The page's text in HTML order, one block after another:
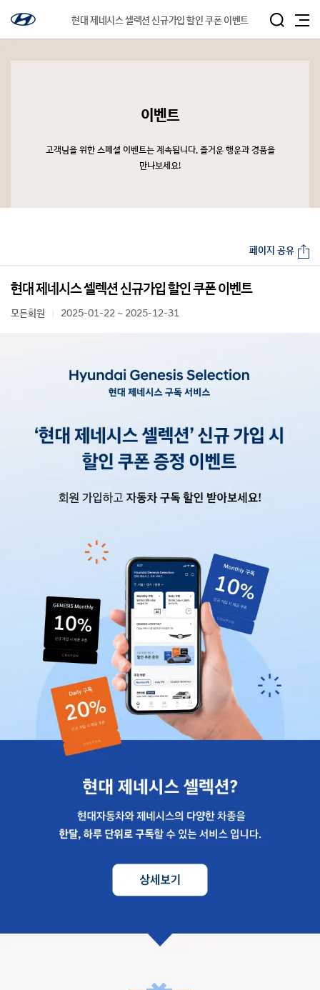
현대 제네시스 셀렉션 신규가입 할인 쿠폰 이벤트
이벤트
고객님을 위한 스페셜 이벤트는 계속됩니다. 즐거운 행운과 경품을
만나보세요!
현대 제네시스 셀렉션 신규가입 할인 쿠폰 이벤트
모든회원 2025-01-22 ~ 2025-12-31
페이지 공유